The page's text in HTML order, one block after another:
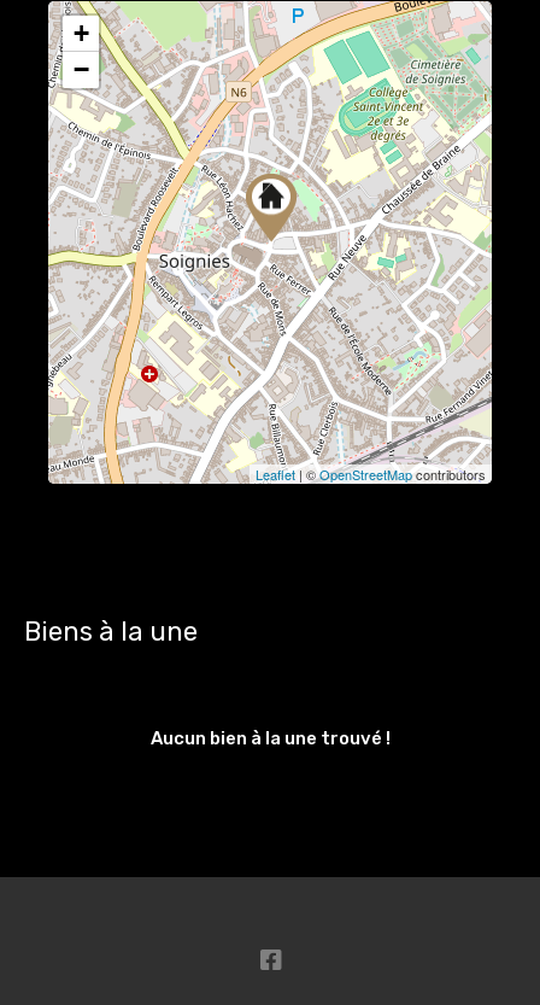
+
−
Leaflet| ©OpenStreetMapcontributors
Biens à la une
Aucun bien à la une trouvé !